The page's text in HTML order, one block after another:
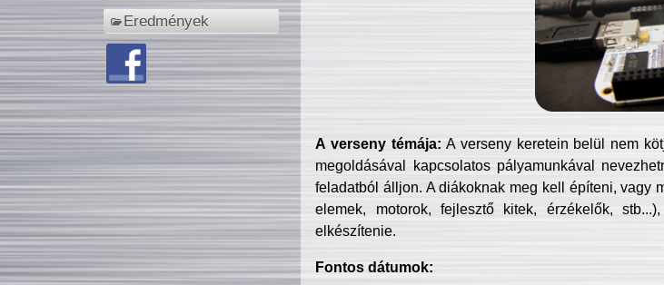
Eredmények
A verseny témája: A verseny keretein belül nem
megoldásával kapcsolatos pályamunkával
feladatból álljon. A diákoknak meg kell építeni, vagy
elemek, motorok, fejlesztő kitek, érzékelők,
elkészítenie.
Fontos dátumok: